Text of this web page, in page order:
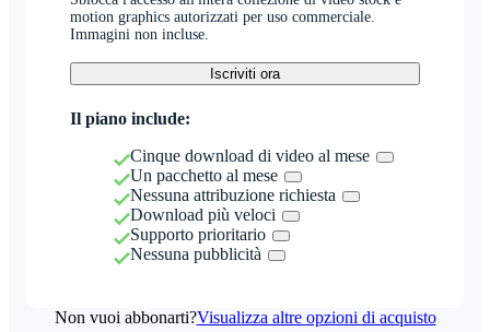
motion graphics autorizzati per uso commerciale.
Immagini non incluse.
Iscriviti ora
Il piano include:
Cinque download di video al mese
Un pacchetto al mese
Nessuna attribuzione richiesta
Download più veloci
Supporto prioritario
Nessuna pubblicità
Non vuoi abbonarti?Visualizza altre opzioni di acquisto